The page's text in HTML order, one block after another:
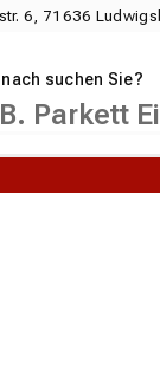
6, 71636
suchen Sie?